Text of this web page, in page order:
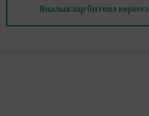
Яңалыклар битенә керегез